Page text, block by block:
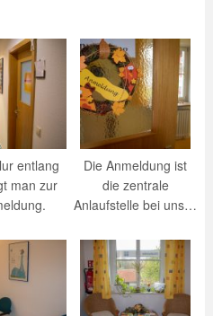
entlang
man zur
Die Anmeldung ist
die zentrale
Anlaufstelle bei uns…